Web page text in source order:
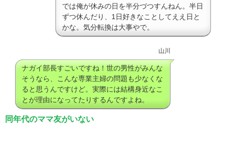
では俺が休みの日を半分づつすんねん。半日
ずつ休んだり、1日好きなことしてええ日と
かな。気分転換は大事やで。
山川
ナガイ部長すごいですね！世の男性がみんな
そうなら、こんな専業主婦の問題も少なくな
ると思うんですけど。実際には結構身近なこ
とが理由になってたりするんですよね。
同年代のママ友がいない